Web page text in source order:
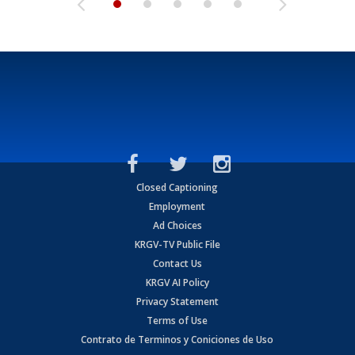
Closed Captioning
Employment
Ad Choices
KRGV-TV Public File
Contact Us
KRGV AI Policy
Privacy Statement
Terms of Use
Contrato de Terminos y Coniciones de Uso